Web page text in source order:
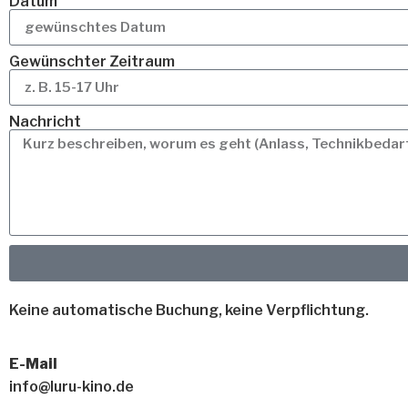
Gewünschter Zeitraum
Nachricht
Keine automatische Buchung, keine Verpflichtung.
E-Mail
info@luru-kino.de